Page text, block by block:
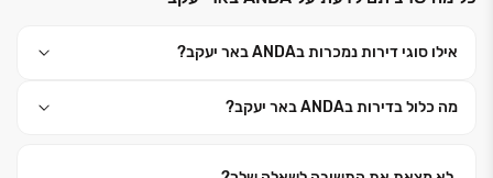
מאפשרים לגייס את ההון הנדרש כדי להתפתח ולהוביל את
חברת אפרידר מתמקדת בפעילות נדל"ן למגורים בפריסה
מתחדשים בעלי פוטנציאל צמיחה ותשתית עירונית קיימת.
אילו סוגי דירות נמכרות בANDA באר יעקב?
מה כלול בדירות בANDA באר יעקב?